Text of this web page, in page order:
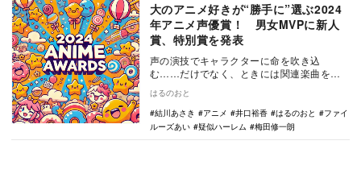
大のアニメ好きが“勝手に”選ぶ2024
年アニメ声優賞！ 男女MVPに新人
賞、特別賞を発表
声の演技でキャラクターに命を吹き込
む……だけでなく、ときには関連楽曲を歌
ピールをするなど八…
はるのおと
結川あさき
アニメ 井口裕香 はるのおと
ファイ
ルーズあい
疑似ハーレム 梅田修一朗